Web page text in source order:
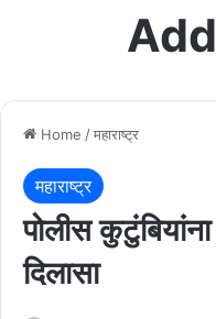
Home /महाराष्ट्र
महाराष्ट्र
पोलीस
दिलासा